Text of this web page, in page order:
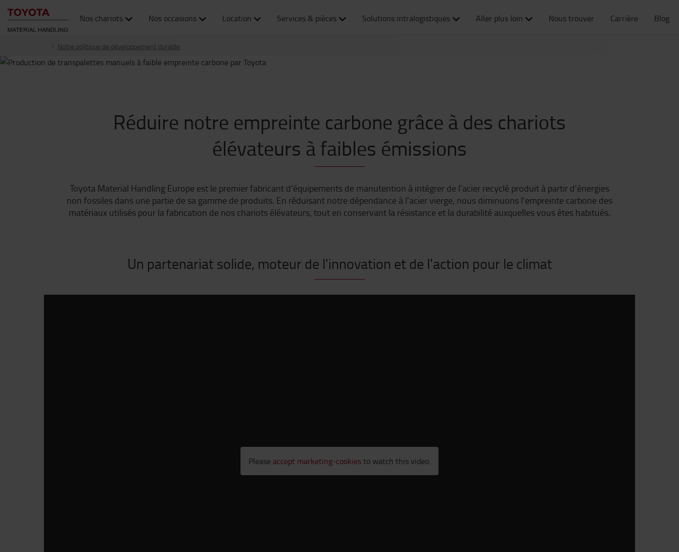
Nos chariots Nos occasions Location Services & pièces Solutions intralogistiques Aller plus loin Nous trouver Carrière Blog
Notre politique de développement durable
Per Fyrenius, Senior Vice President Corporate Development, Toyota Material Handling
Réduire notre empreinte carbone grâce à des chariots
élévateurs à faibles émissions
Toyota Material Handling Europe est le premier fabricant d'équipements de manutention à intégrer de l'acier recyclé produit à partir d'énergies
non fossiles dans une partie de sa gamme de produits. En réduisant notre dépendance à l'acier vierge, nous diminuons l'empreinte carbone des
matériaux utilisés pour la fabrication de nos chariots élévateurs, tout en conservant la résistance et la durabilité auxquelles vous êtes habitués.
Un partenariat solide, moteur de l'innovation et de l'action pour le climat
Please accept marketing-cookiesto watch this video.